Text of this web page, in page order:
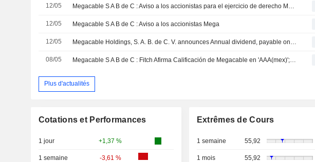
12/05
12/05 Megacable S A B de C : Aviso a los accionistas Mega
12/05
08/05
Plus d'actualités
Cotations et Performances
1 jour +1,37 %
1 semaine -3,61 %
Extrêmes de Cours
1 semaine 55,92
1 mois 55,92